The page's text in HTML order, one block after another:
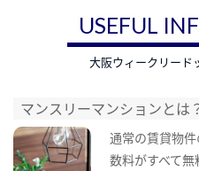
USEFUL
大阪ウィークリード
マンスリーマンションとは
通常の賃貸物
数料がすべて無